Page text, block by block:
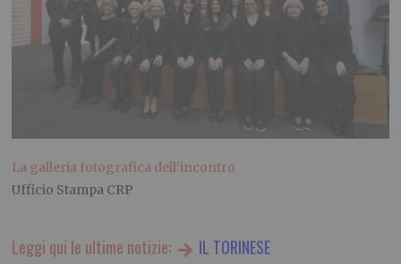
La galleria fotografica dell’incontro
Ufficio Stampa CRP
Leggi qui le ultime notizie: IL TORINESE